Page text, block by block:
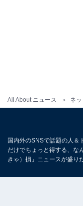
All About ニュース ネ
国内外のSNSで話題の人＆
だけでちょっと得する、な
きゃ）損」ニュースが盛り